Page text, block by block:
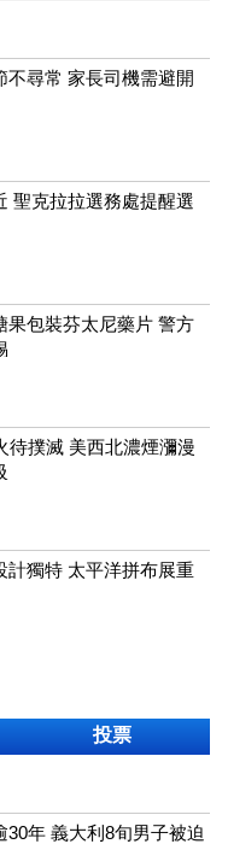
不尋常 家長司機需避開
聖克拉拉選務處提醒選
果包裝芬太尼藥片 警方
待撲滅 美西北濃煙瀰漫
計獨特 太平洋拼布展重
投票
30年 義大利8旬男子被迫